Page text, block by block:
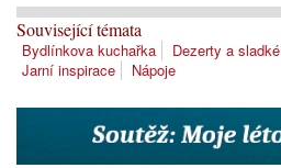
Související témata
Bydlínkova kuchařka Dezerty a sladké
Jarní inspirace
Nápoje